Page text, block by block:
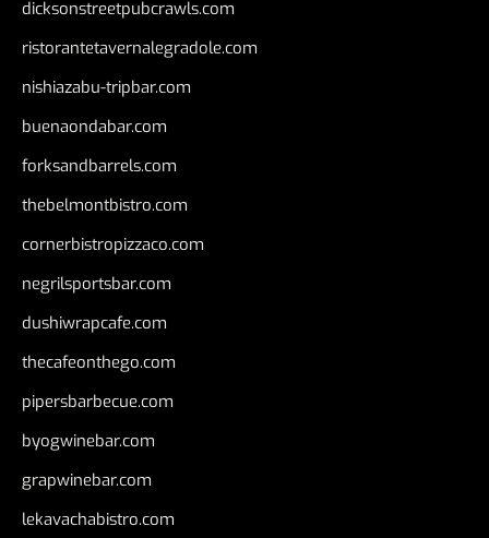
dicksonstreetpubcrawls.com
ristorantetavernalegradole.com
nishiazabu-tripbar.com
buenaondabar.com
forksandbarrels.com
thebelmontbistro.com
cornerbistropizzaco.com
negrilsportsbar.com
dushiwrapcafe.com
thecafeonthego.com
pipersbarbecue.com
byogwinebar.com
grapwinebar.com
lekavachabistro.com